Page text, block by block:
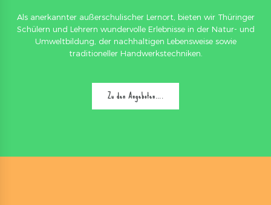
Als anerkannter außerschulischer Lernort, bieten wir Thüringer
Schülern und Lehrern wundervolle Erlebnisse in der Natur- und
Umweltbildung, der nachhaltigen Lebensweise sowie
traditioneller Handwerkstechniken.
Zu den Angeboten….